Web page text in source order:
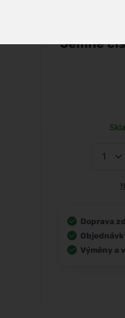
Jemné
Doprava
Výměny a